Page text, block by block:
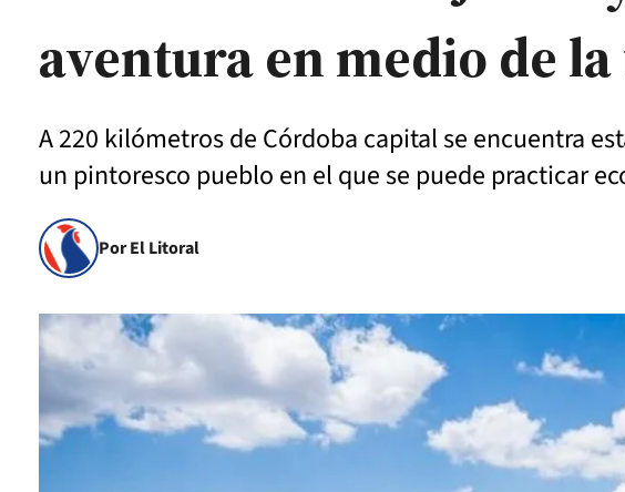
aventura en medio de
A 220 kilómetros de Córdoba capital se encuentra
un pintoresco pueblo en el que se puede practicar
Por El Litoral